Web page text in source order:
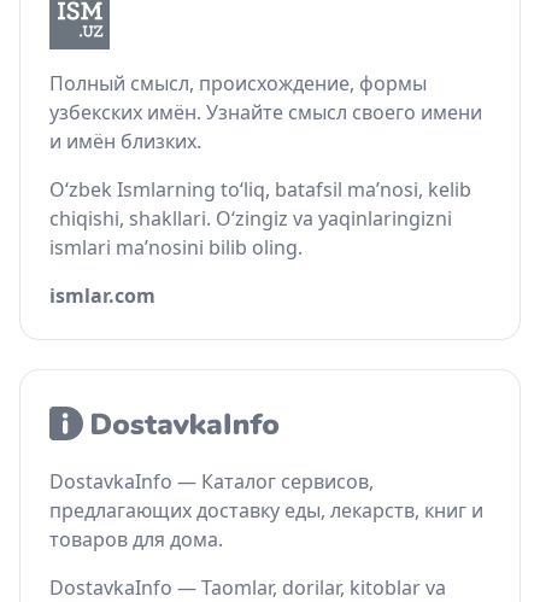
Полный смысл, происхождение, формы
узбекских имён. Узнайте смысл своего имени
и имён близких.
O‘zbek Ismlarning to‘liq, batafsil ma’nosi, kelib
chiqishi, shakllari. O‘zingiz va yaqinlaringizni
ismlari ma’nosini bilib oling.
ismlar.com
DostavkaInfo — Каталог сервисов,
предлагающих доставку еды, лекарств, книг и
товаров для дома.
DostavkaInfo — Taomlar, dorilar, kitoblar va